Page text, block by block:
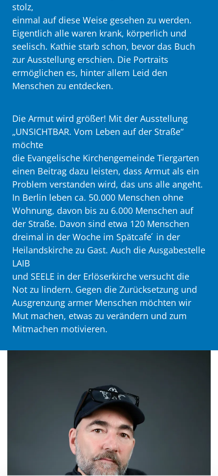
stolz,
einmal auf diese Weise gesehen zu werden.
Eigentlich alle waren krank, körperlich und
seelisch. Kathie starb schon, bevor das Buch
zur Ausstellung erschien. Die Portraits
ermöglichen es, hinter allem Leid den
Menschen zu entdecken.
Die Armut wird größer! Mit der Ausstellung
„UNSICHTBAR. Vom Leben auf der Straße“
möchte
die Evangelische Kirchengemeinde Tiergarten
einen Beitrag dazu leisten, dass Armut als ein
Problem verstanden wird, das uns alle angeht.
In Berlin leben ca. 50.000 Menschen ohne
Wohnung, davon bis zu 6.000 Menschen auf
der Straße. Davon sind etwa 120 Menschen
dreimal in der Woche im Spätcafe ́ in der
Heilandskirche zu Gast. Auch die Ausgabestelle
LAIB
und SEELE in der Erlöserkirche versucht die
Not zu lindern. Gegen die Zurücksetzung und
Ausgrenzung armer Menschen möchten wir
Mut machen, etwas zu verändern und zum
Mitmachen motivieren.